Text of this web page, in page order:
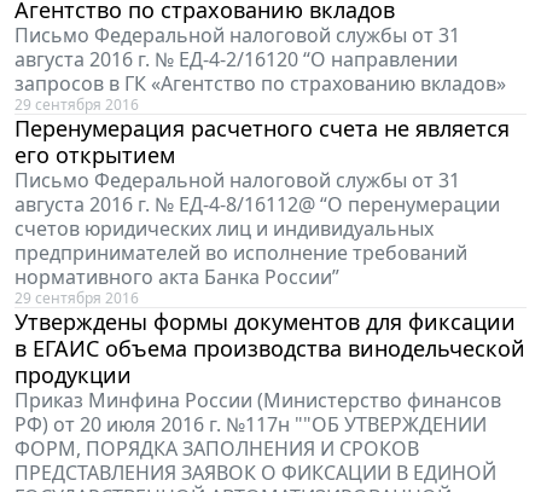
Агентство по страхованию вкладов
Письмо Федеральной налоговой службы от 31
августа 2016 г. № ЕД-4-2/16120 “О направлении
запросов в ГК «Агентство по страхованию вкладов»
29 сентября 2016
Перенумерация расчетного счета не является
его открытием
Письмо Федеральной налоговой службы от 31
августа 2016 г. № ЕД-4-8/16112@ “О перенумерации
счетов юридических лиц и индивидуальных
предпринимателей во исполнение требований
нормативного акта Банка России”
29 сентября 2016
Утверждены формы документов для фиксации
в ЕГАИС объема производства винодельческой
продукции
Приказ Минфина России (Министерство финансов
РФ) от 20 июля 2016 г. №117н ""ОБ УТВЕРЖДЕНИИ
ФОРМ, ПОРЯДКА ЗАПОЛНЕНИЯ И СРОКОВ
ПРЕДСТАВЛЕНИЯ ЗАЯВОК О ФИКСАЦИИ В ЕДИНОЙ